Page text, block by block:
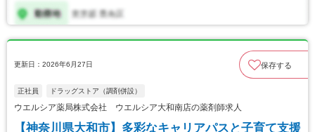
更新日：2026年6月27日 保存する
正社員 ドラッグストア（調剤併設）
ウエルシア薬局株式会社 ウエルシア大和南店の薬剤師求人
【神奈川県大和市】多彩なキャリアパスと子育て支援